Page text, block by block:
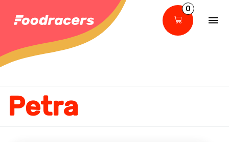
0
Petra